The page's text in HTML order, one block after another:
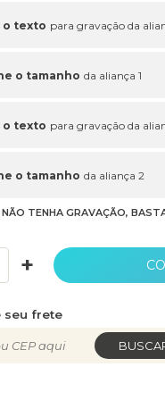
o texto para gravação da
o texto para gravação da
o tamanho da aliança 1
o tamanho da aliança 2
TENHA GRAVAÇÃO,
+
seu frete